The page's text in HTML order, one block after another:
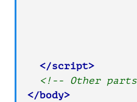
</script>
<!-- Other
</body>